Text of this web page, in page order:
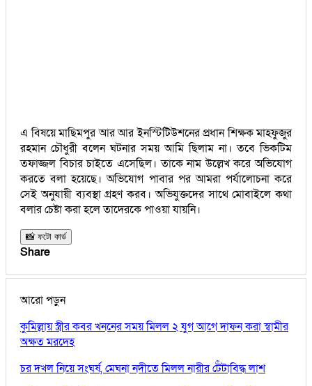
এ বিষয়ে মাছিমপুর আর আর ইনস্টিটিউশনের প্রধান শিক্ষক মাহফুজুর
রহমান চৌধুরী বলেন ঘটনার সময় আমি ছিলাম না। তবে ভিকটিম
তফাজ্জল বিচার চাইতে এসেছিল। তাকে নাম উল্লেখ করে অভিযোগ
করতে বলা হয়েছে। অভিযোগ পাবার পর আমরা পর্যালোচনা করে
সেই অনুযায়ী ব্যবস্থা গ্রহণ করব। অভিযুক্তদের সাথে মোবাইলে কথা
বলার চেষ্টা করা হলে তাদেরকে পাওয়া যায়নি।
📸 ফটো কার্ড
Share
আরো পড়ুন
কুমিল্লায় স্ত্রীর কবর খননের সময় মিলল ২ যুগ আগে দাফন করা স্বামীর
অক্ষত মরদেহ
চর দখল নিয়ে সংঘর্ষ, মেঘনা নদীতে মিলল নারীর টেঁটাবিদ্ধ লাশ